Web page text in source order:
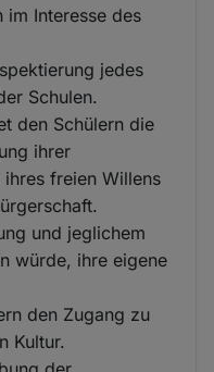
im Interesse des
jedes
Schulen.
den Schülern die
ihrer
freien Willens
und jeglichem
würde, ihre eigene
den Zugang zu
Kultur.